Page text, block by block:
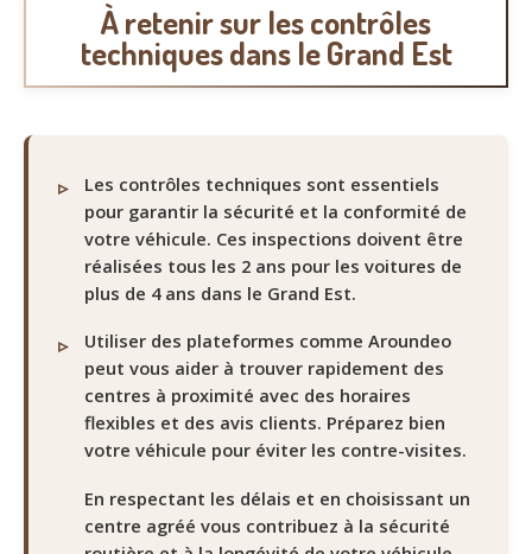
À retenir sur les contrôles
techniques dans le Grand Est
Les contrôles techniques sont essentiels
pour garantir la sécurité et la conformité de
votre véhicule. Ces inspections doivent être
réalisées tous les 2 ans pour les voitures de
plus de 4 ans dans le Grand Est.
Utiliser des plateformes comme Aroundeo
peut vous aider à trouver rapidement des
centres à proximité avec des horaires
flexibles et des avis clients. Préparez bien
votre véhicule pour éviter les contre-visites.
En respectant les délais et en choisissant un
centre agréé vous contribuez à la sécurité